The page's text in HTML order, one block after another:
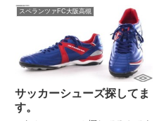
いですね。もう１シーズン終わっ
たわけですから。今シーズン僕が
行った試合は見事なほどに快勝
し、「ゴーーーーール！」を何
度...
スペランツァFC大阪高槻
サッカーシューズ探してま
す。